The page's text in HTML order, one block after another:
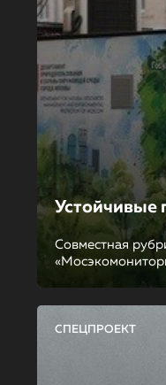
Устойчивые
Совместная
СПЕЦПРОЕКТ